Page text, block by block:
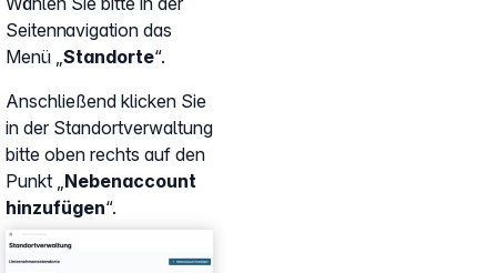
Show larger version
Seitennavigation das
Menü „Standorte“.
Anschließend klicken Sie
in der Standortverwaltung
bitte oben rechts auf den
Punkt „Nebenaccount
hinzufügen“.